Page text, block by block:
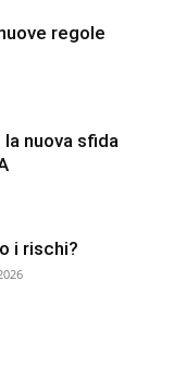
regole
la nuova sfida
i rischi?